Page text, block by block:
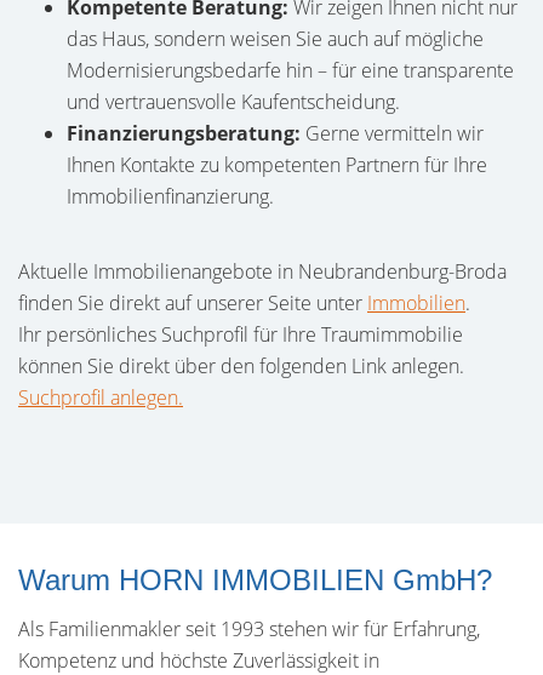
Kompetente Beratung: Wir zeigen Ihnen nicht nur
das Haus, sondern weisen Sie auch auf mögliche
Modernisierungsbedarfe hin – für eine transparente
und vertrauensvolle Kaufentscheidung.
Finanzierungsberatung: Gerne vermitteln wir
Ihnen Kontakte zu kompetenten Partnern für Ihre
Immobilienfinanzierung.
Aktuelle Immobilienangebote in Neubrandenburg-Broda
finden Sie direkt auf unserer Seite unter Immobilien.
Ihr persönliches Suchprofil für Ihre Traumimmobilie
können Sie direkt über den folgenden Link anlegen.
Suchprofil anlegen.
Warum HORN IMMOBILIEN GmbH?
Als Familienmakler seit 1993 stehen wir für Erfahrung,
Kompetenz und höchste Zuverlässigkeit in